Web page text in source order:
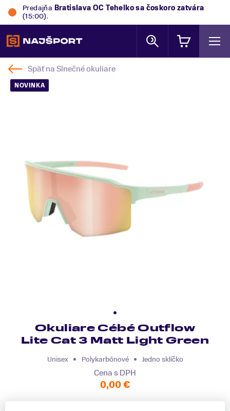
Predajňa Bratislava OC Tehelkosa čoskoro zatvára
(15:00).
Späť naSlnečné okuliare
NOVINKA
Okuliare Cébé Outflow
Lite Cat 3 Matt Light Green
Unisex Polykarbónové Jedno sklíčko
Cena s DPH
0,00 €